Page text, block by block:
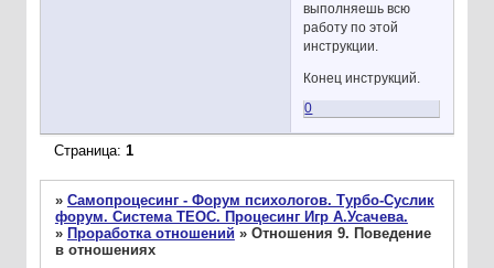
выполняешь всю
работу по этой
инструкции.
Конец инструкций.
0
Страница: 1
» Самопроцесинг - Форум психологов. Турбо-Суслик
форум. Система ТЕОС. Процесинг Игр А.Усачева.
» Проработка отношений » Отношения 9. Поведение
в отношениях